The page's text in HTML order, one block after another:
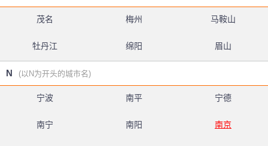
茂名 梅州 马鞍山
牡丹江 绵阳 眉山
N (以N为开头的城市名)
宁波 南平 宁德
南宁 南阳 南京